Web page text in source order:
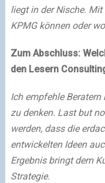
liegt in der Nische.
KPMG können oder
Zum Abschluss:
den Lesern
Ich empfehle
zu denken. Last but
werden, dass die
entwickelten Ideen
Ergebnis bringt dem
Strategie.